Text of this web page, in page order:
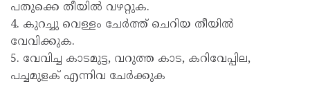
പതുക്കെ തീയിൽ വഴറ്റുക.
4. കുറച്ചു വെള്ളം ചേർത്ത് ചെറിയ തീയിൽ
വേവിക്കുക.
5. വേവിച്ച കാടമുട്ട, വറുത്ത കാട, കറിവേപ്പില,
പച്ചമുളക് എന്നിവ ചേർക്കുക